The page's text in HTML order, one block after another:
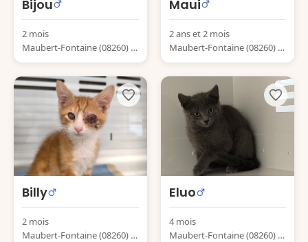
Bijou
2 mois
Maubert-Fontaine (08260) Fr
ance
Maui
2 ans et 2 mois
Maubert-Fontaine (08260) Fr
ance
Billy
2 mois
Maubert-Fontaine (08260) Fr
Eluo
4 mois
Maubert-Fontaine (08260) Fr